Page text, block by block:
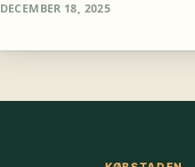
DECEMBER 18, 2025